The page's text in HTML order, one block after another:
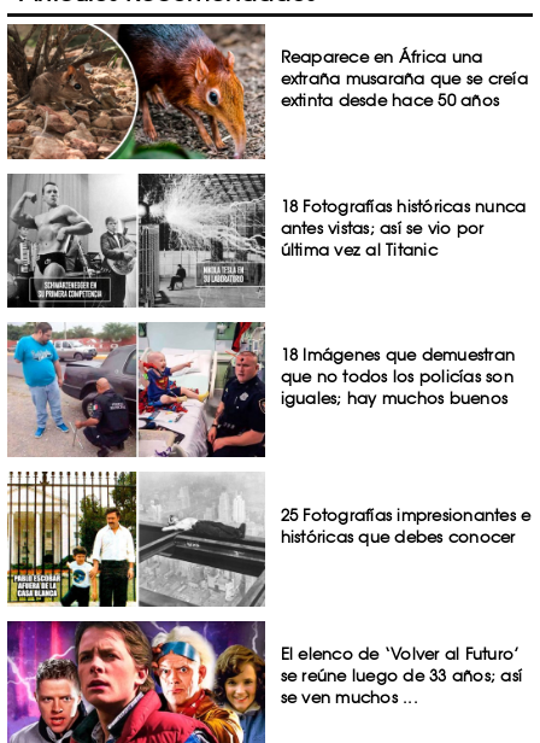
Reaparece en África una
extraña musaraña que se creía
extinta desde hace 50 años
18 Fotografías históricas nunca
antes vistas; así se vio por
última vez al Titanic
18 Imágenes que demuestran
que no todos los policías son
iguales; hay muchos buenos
25 Fotografías impresionantes e
históricas que debes conocer
El elenco de ‘Volver al Futuro’
se reúne luego de 33 años; así
se ven muchos ...